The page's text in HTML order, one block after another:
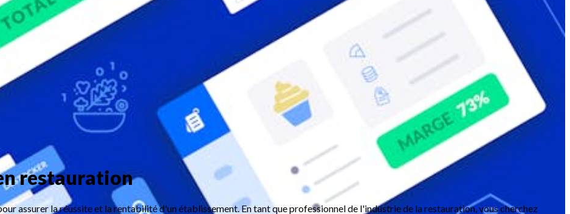
restauration
assurer la réussite et la rentabilité d'un établissement. En tant que professionnel de l'industrie de la restauration, vous cherchez